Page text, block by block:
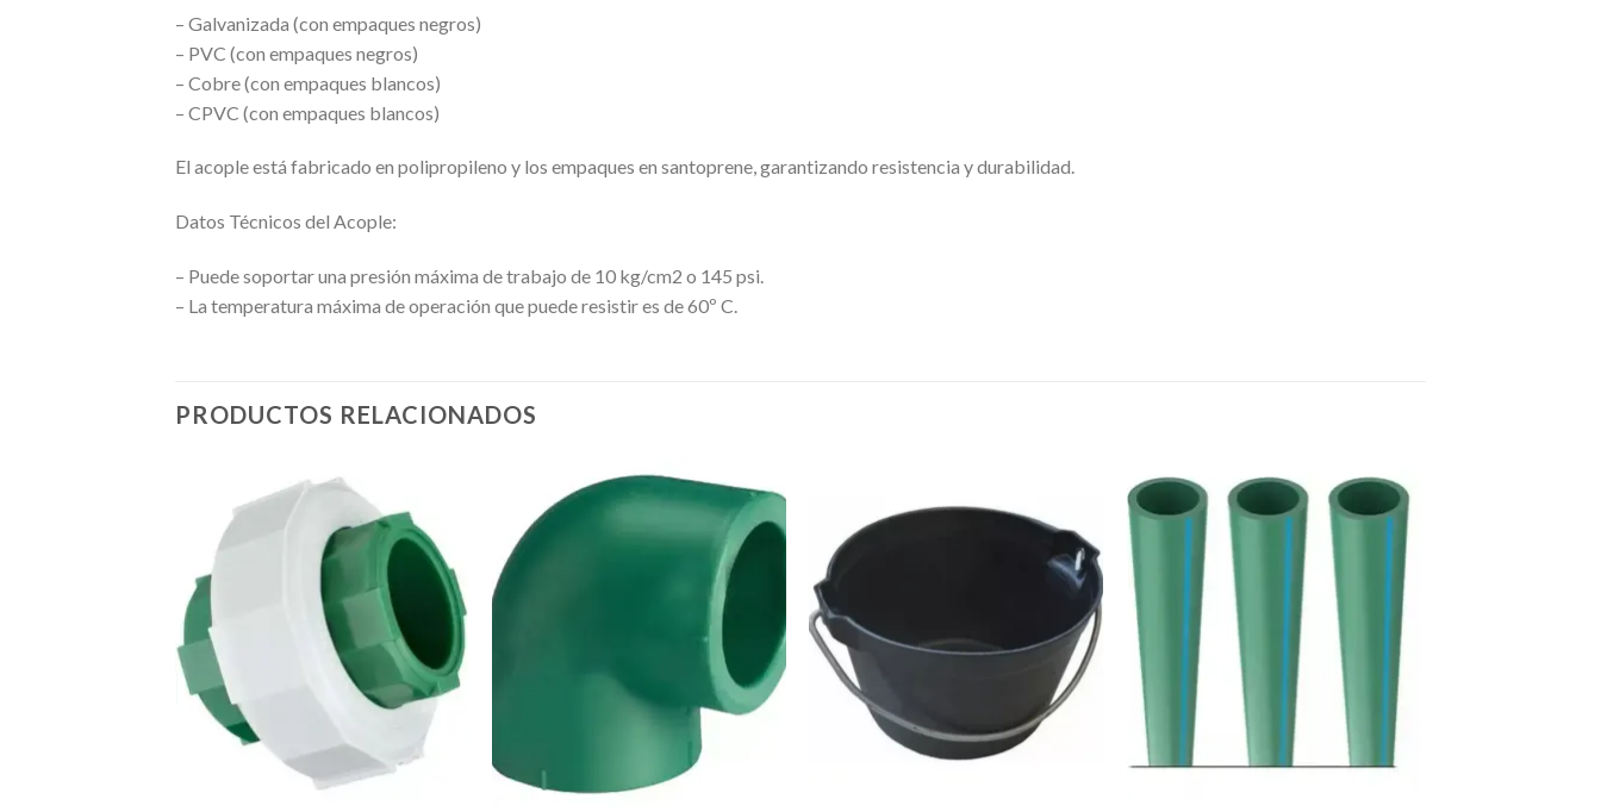
– Galvanizada (con empaques negros)
– PVC (con empaques negros)
– Cobre (con empaques blancos)
– CPVC (con empaques blancos)
El acople está fabricado en polipropileno y los empaques en santoprene, garantizando resistencia y durabilidad.
Datos Técnicos del Acople:
– Puede soportar una presión máxima de trabajo de 10 kg/cm2 o 145 psi.
– La temperatura máxima de operación que puede resistir es de 60º C.
PRODUCTOS RELACIONADOS
Añadir
lista de
deseos
Añadir
lista de
deseos
Añadir
a la
deseos
deseos